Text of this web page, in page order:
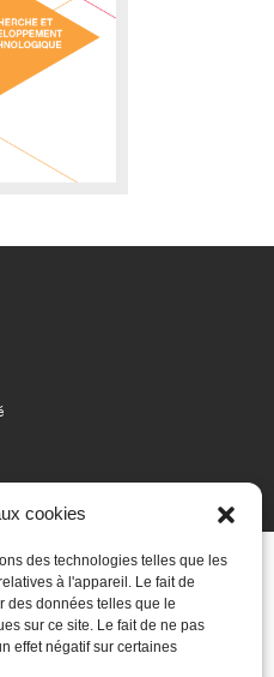
cookies
des technologies telles que les
à l'appareil. Le fait de
des données telles que le
sur ce site. Le fait de ne pas
effet négatif sur certaines